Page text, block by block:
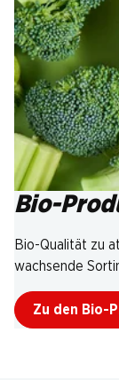
Bio-
Bio-Qualität zu
wachsende
Zu den Bio-